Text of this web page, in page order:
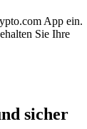
App ein.
Sie Ihre
sicher